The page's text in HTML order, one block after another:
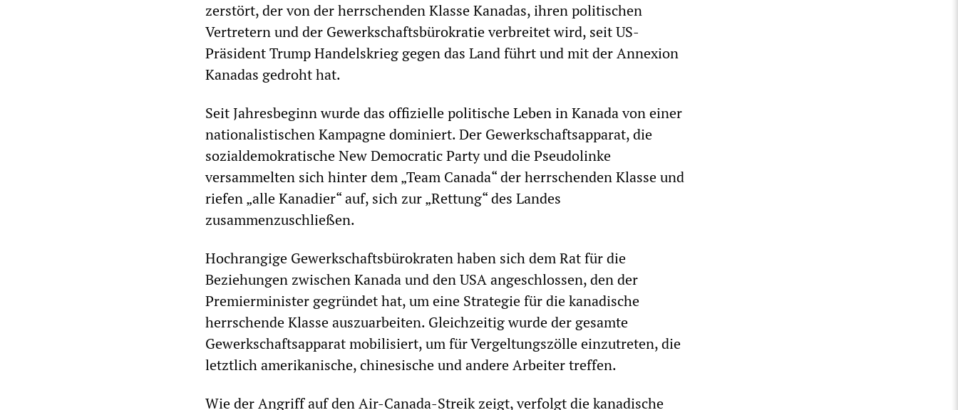
zerstört, der von der herrschenden Klasse Kanadas, ihren politischen
Vertretern und der Gewerkschaftsbürokratie verbreitet wird, seit US-
Präsident Trump Handelskrieg gegen das Land führt und mit der Annexion
Kanadas gedroht hat.
Seit Jahresbeginn wurde das offizielle politische Leben in Kanada von einer
nationalistischen Kampagne dominiert. Der Gewerkschaftsapparat, die
sozialdemokratische New Democratic Party und die Pseudolinke
versammelten sich hinter dem „Team Canada“ der herrschenden Klasse und
riefen „alle Kanadier“ auf, sich zur „Rettung“ des Landes
zusammenzuschließen.
Hochrangige Gewerkschaftsbürokraten haben sich dem Rat für die
Beziehungen zwischen Kanada und den USA angeschlossen, den der
Premierminister gegründet hat, um eine Strategie für die kanadische
herrschende Klasse auszuarbeiten. Gleichzeitig wurde der gesamte
Gewerkschaftsapparat mobilisiert, um für Vergeltungszölle einzutreten, die
letztlich amerikanische, chinesische und andere Arbeiter treffen.
Wie der Angriff auf den Air-Canada-Streik zeigt, verfolgt die kanadische